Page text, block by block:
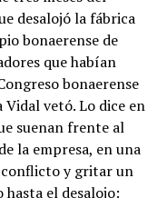
desalojó la fábrica
bonaerense de
que habían
bonaerense
vetó. Lo dice en
suenan frente al
la empresa, en una
conflicto y gritar un
el desalojo: